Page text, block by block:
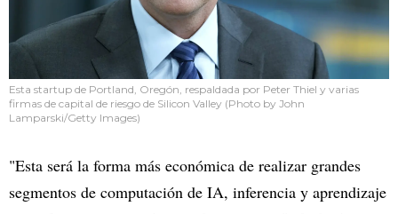
Esta startup de Portland, Oregón, respaldada por Peter Thiel y varias
firmas de capital de riesgo de Silicon Valley (Photo by John
Lamparski/Getty Images)
"Esta será la forma más económica de realizar grandes
segmentos de computación de IA, inferencia y aprendizaje